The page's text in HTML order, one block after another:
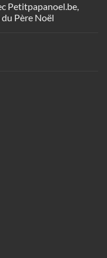
Petitpapanoel.be,
Père Noël